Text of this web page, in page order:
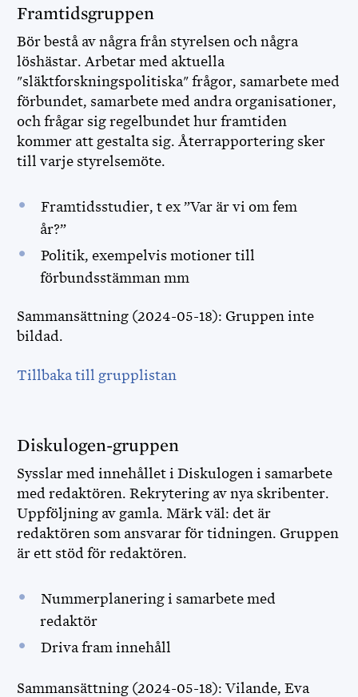
Framtidsgruppen
Bör bestå av några från styrelsen och några
löshästar. Arbetar med aktuella
"släktforskningspolitiska" frågor, samarbete med
förbundet, samarbete med andra organisationer,
och frågar sig regelbundet hur framtiden
kommer att gestalta sig. Återrapportering sker
till varje styrelsemöte.
Framtidsstudier, t ex ”Var är vi om fem
år?”
Politik, exempelvis motioner till
förbundsstämman mm
Sammansättning (2024-05-18): Gruppen inte
bildad.
Tillbaka till grupplistan
Diskulogen-gruppen
Sysslar med innehållet i Diskulogen i samarbete
med redaktören. Rekrytering av nya skribenter.
Uppföljning av gamla. Märk väl: det är
redaktören som ansvarar för tidningen. Gruppen
är ett stöd för redaktören.
Nummerplanering i samarbete med
redaktör
Driva fram innehåll
Sammansättning (2024-05-18): Vilande, Eva